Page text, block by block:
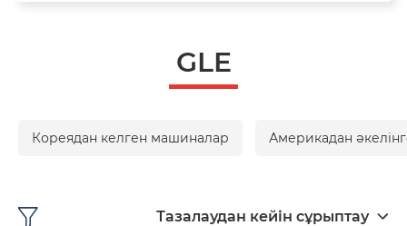
GLE
Кореядан келген машиналар Америкадан
Тазалаудан кейін сұрыптау